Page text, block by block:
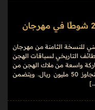
أكثر من 50 مليون ريال جوائز و248 شوطًا في مهرجان
للنسخة الثامنة من مهرجان
ميدان الطائف التاريخي لسباقات الهجن
المقبل، بمشاركة واسعة من ملاك الهجن من
داخل المملكة وخارجها، وسط جوائز مالية تتجاوز 50 مليون ريال. ويتضمن